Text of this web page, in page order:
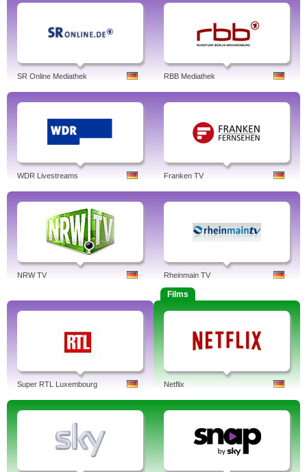
SR Online Mediathek RBB Mediathek
WDR Livestreams Franken TV
NRW TV Rheinmain TV
Super RTL Luxembourg
Films
Netflix